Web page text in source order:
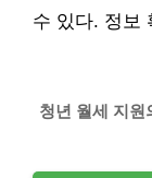
수 있다. 정보
청년 월세 지원